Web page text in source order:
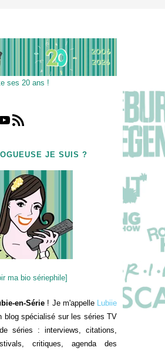
ses 20 ans !
Flux RSS
JE SUIS ?
ma bio sériephile]
en-Série ! Je m'appelle Lubiie
blog spécialisé sur les séries TV
séries : interviews, citations,
critiques, agenda des